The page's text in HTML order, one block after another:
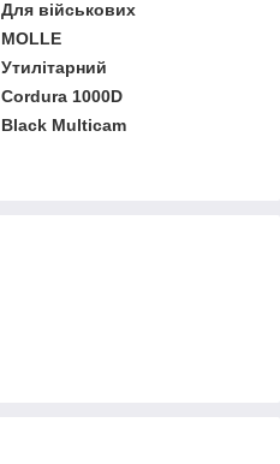
Для військових
MOLLE
Утилітарний
Cordura 1000D
Black Multicam